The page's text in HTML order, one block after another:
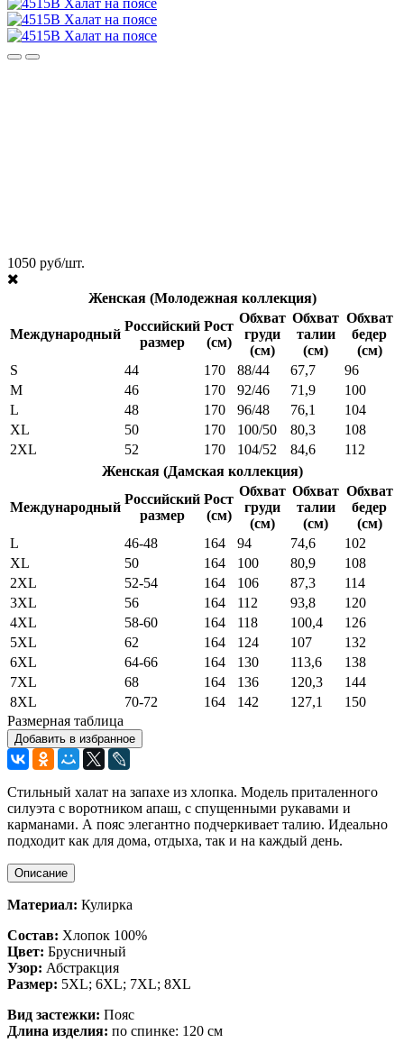
1050 руб/шт.
Женская (Молодежная коллекция)
Международный
Российский
размер
Рост
(см)
Обхват
груди
(см)
Обхват
талии
(см)
Обхват
бедер
(см)
S
44 170 88/44 67,7
96
M
46 170 92/46 71,9
100
L
48 170 96/48 76,1
104
XL
50 170 100/50 80,3
108
2XL
52 170 104/52 84,6
112
Женская (Дамская коллекция)
Международный
Российский
размер
Рост
(см)
Обхват
груди
(см)
Обхват
талии
(см)
Обхват
бедер
(см)
L
46-48 164 94 74,6
102
XL
50 164 100 80,9
108
2XL
52-54 164 106 87,3
114
3XL
56 164 112 93,8
120
4XL
58-60 164 118 100,4
126
5XL
62 164 124 107
132
6XL
64-66 164 130 113,6
138
7XL
68 164 136 120,3
144
8XL
70-72 164 142 127,1
150
Размерная таблица
Добавить в избранное
Стильный халат на запахе из хлопка. Модель приталенного
силуэта с воротником апаш, с спущенными рукавами и
карманами. А пояс элегантно подчеркивает талию. Идеально
подходит как для дома, отдыха, так и на каждый день.
Описание
Материал: Кулирка
Состав: Хлопок 100%
Цвет: Брусничный
Узор: Абстракция
Размер: 5XL; 6XL; 7XL; 8XL
Вид застежки: Пояс
Длина изделия: по спинке: 120 см